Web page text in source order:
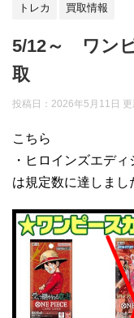
トレカ 買取情報
5/12～ ワン
取
投稿日：2026年5月11日 更
こちら
・ヒロインズエディ
は規定数に達しまし